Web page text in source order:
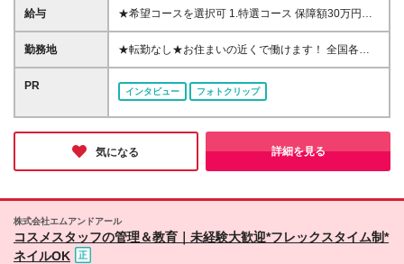
社規程あり) 【こんな方がご入社しています】 ◆未経
きる職場で働きたい方 ◆将来、結婚・出産をしても
続けられる仕事がしたい方 ◆頑張りはきちんと評価
給与
★希望コースを選択可 1.特選コース 保障額30万円＋
賞与年2回 ※保障額25万円・20万円のコースあり ※当
社規程による所定の要件を満たす場合 ※詳細は面談時
社規程による所定要件を満たす場合 ※詳細は面談時に
動が求められる一方、入社後18ヵ月間は保障給制度が
あり所定要件を満たす場合に入社時に決定された金額
が保障されます ・一般コースは入社当初は基本活動
勤務地
★転勤なし★お住まいの近くで働けます！ 全国各営
業拠点で募集中 ※あなたの希望を考慮します ★リモ
ート営業（商談）あり ▼全国の都道府県に営業拠点
があります！詳細はこちら https://www.taiju-
life.co.jp/lc_recruitment/info/office.htm#sec03 ※上記
リンクは選考プロセスの下の「関連リンク」にある
【全国の都道府県に営業拠点があります！詳細はこち
当者 ／ 採用担当 tel ／ 03-6730-5066
*********************************** ※(変更の範囲)上記
PR
インタビュー フォトクリップ
気になる 詳細を見る
株式会社エムアンドアール
コスメスタッフの管理＆教育｜未経験大歓迎*フレックスタイム制*
ネイルOK